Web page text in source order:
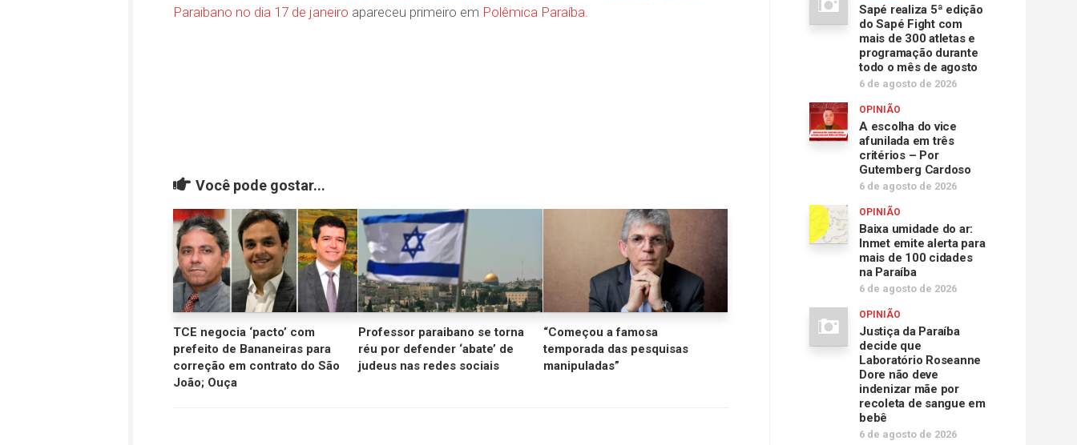
Paraibano no dia 17 de janeiro apareceu primeiro em Polêmica Paraíba.
Você pode gostar...
TCE negocia ‘pacto’ com
prefeito de Bananeiras para
correção em contrato do São
João; Ouça
Professor paraibano se torna
réu por defender ‘abate’ de
judeus nas redes sociais
“Começou a famosa
temporada das pesquisas
manipuladas”
Sapé realiza 5ª edição
do Sapé Fight com
mais de 300 atletas e
programação durante
todo o mês de agosto
6 de agosto de 2026
OPINIÃO
A escolha do vice
afunilada em três
critérios – Por
Gutemberg Cardoso
6 de agosto de 2026
OPINIÃO
Baixa umidade do ar:
Inmet emite alerta para
mais de 100 cidades
na Paraíba
6 de agosto de 2026
OPINIÃO
Justiça da Paraíba
decide que
Laboratório Roseanne
Dore não deve
indenizar mãe por
recoleta de sangue em
bebê
6 de agosto de 2026